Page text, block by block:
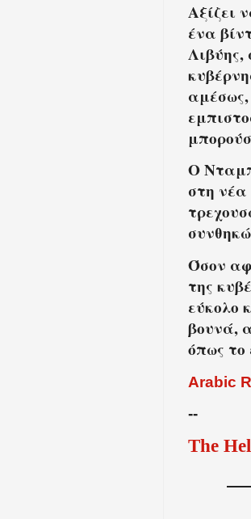
Αξίζει
ένα
Λιβύης,
αμέσως,
Ο
στη νέα
Όσον
της
εύκολο
βουνά,
όπως το
Arabic
--
The